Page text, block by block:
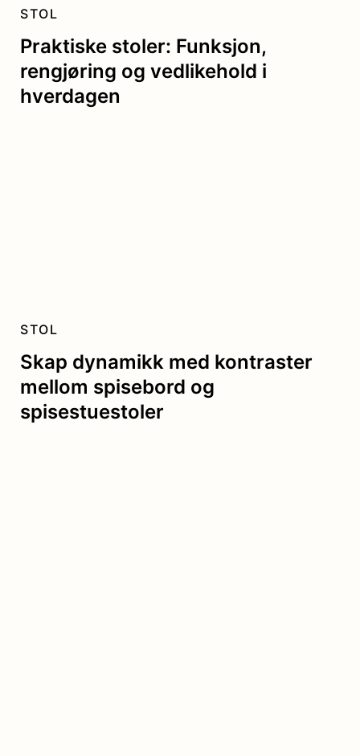
Praktiske stoler: Funksjon,
rengjøring og vedlikehold i
hverdagen
STOL
Skap dynamikk med kontraster
mellom spisebord og
spisestuestoler
STOL